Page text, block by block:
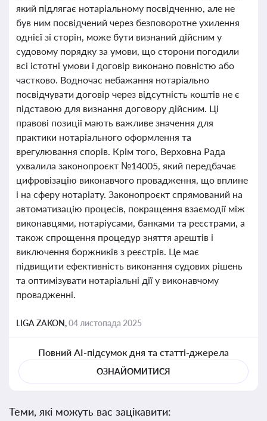
який підлягає нотаріальному посвідченню, але не
був ним посвідчений через безповоротне ухилення
однієї зі сторін, може бути визнаний дійсним у
судовому порядку за умови, що сторони погодили
всі істотні умови і договір виконано повністю або
частково. Водночас небажання нотаріально
посвідчувати договір через відсутність коштів не є
підставою для визнання договору дійсним. Ці
правові позиції мають важливе значення для
практики нотаріального оформлення та
врегулювання спорів. Крім того, Верховна Рада
ухвалила законопроєкт №14005, який передбачає
цифровізацію виконавчого провадження, що вплине
і на сферу нотаріату. Законопроєкт спрямований на
автоматизацію процесів, покращення взаємодії між
виконавцями, нотаріусами, банками та реєстрами, а
також спрощення процедур зняття арештів і
виключення боржників з реєстрів. Це має
підвищити ефективність виконання судових рішень
та оптимізувати нотаріальні дії у виконавчому
провадженні.
LIGA ZAKON,04 листопада 2025
Повний AI-підсумок дня та статті-джерела
ОЗНАЙОМИТИСЯ
Теми, які можуть вас зацікавити: